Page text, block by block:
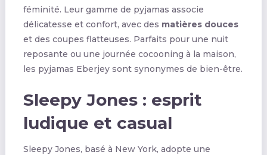
féminité. Leur gamme de pyjamas associe
délicatesse et confort, avec des matières douces
et des coupes flatteuses. Parfaits pour une nuit
reposante ou une journée cocooning à la maison,
les pyjamas Eberjey sont synonymes de bien-être.
Sleepy Jones : esprit
ludique et casual
Sleepy Jones, basé à New York, adopte une